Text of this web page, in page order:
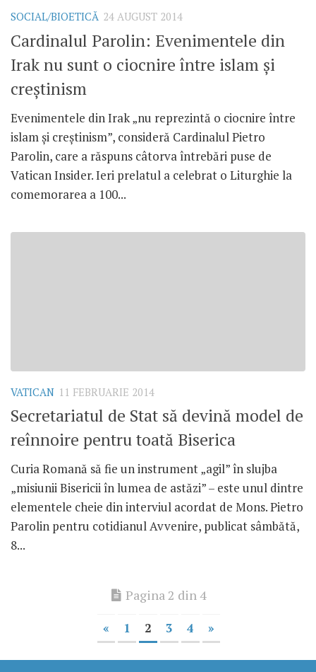
SOCIAL/BIOETICĂ 24 AUGUST 2014
Cardinalul Parolin: Evenimentele din
Irak nu sunt o ciocnire între islam şi
creştinism
Evenimentele din Irak „nu reprezintă o ciocnire între
islam şi creştinism”, consideră Cardinalul Pietro
Parolin, care a răspuns câtorva întrebări puse de
Vatican Insider. Ieri prelatul a celebrat o Liturghie la
comemorarea a 100...
VATICAN 11 FEBRUARIE 2014
Secretariatul de Stat să devină model de
reînnoire pentru toată Biserica
Curia Romană să fie un instrument „agil” în slujba
„misiunii Bisericii în lumea de astăzi” – este unul dintre
elementele cheie din interviul acordat de Mons. Pietro
Parolin pentru cotidianul Avvenire, publicat sâmbătă,
8...
Pagina 2 din 4
« 1 2 3 4 »